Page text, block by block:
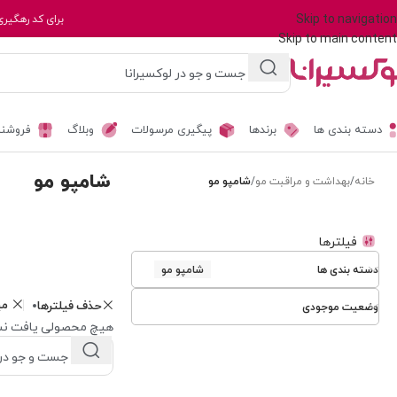
Skip to navigation
Skip to main content
برای کد
دسته بندی ها برندها پیگیری مرسولات وبلاگ
خانه/بهداشت و مراقبت مو/شامپو مو شامپو مو
فیلترها
دسته بندی ها شامپو مو
وضعیت موجودی حذف فیلترها
هیچ محصولی یافت